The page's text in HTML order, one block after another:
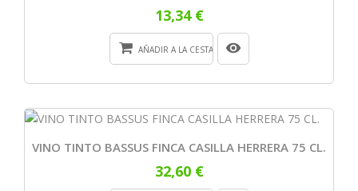
13,34 €
AÑADIR A LA CESTA
VINO TINTO BASSUS FINCA CASILLA HERRERA 75 CL.
32,60 €